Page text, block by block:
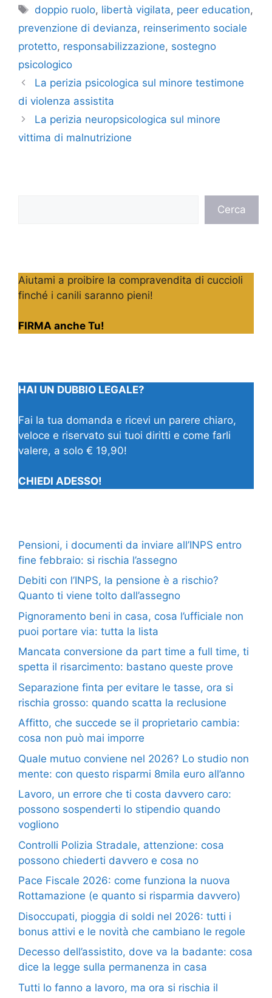
Tag
doppio ruolo, libertà vigilata, peer education,
prevenzione di devianza, reinserimento sociale
protetto, responsabilizzazione, sostegno
psicologico
La perizia psicologica sul minore testimone
di violenza assistita
La perizia neuropsicologica sul minore
vittima di malnutrizione
Cerca
Aiutami a proibire la compravendita di cuccioli
finché i canili saranno pieni!
FIRMA anche Tu!
HAI UN DUBBIO LEGALE?
Fai la tua domanda e ricevi un parere chiaro,
veloce e riservato sui tuoi diritti e come farli
valere, a solo € 19,90!
CHIEDI ADESSO!
Pensioni, i documenti da inviare all’INPS entro
fine febbraio: si rischia l’assegno
Debiti con l’INPS, la pensione è a rischio?
Quanto ti viene tolto dall’assegno
Pignoramento beni in casa, cosa l’ufficiale non
puoi portare via: tutta la lista
Mancata conversione da part time a full time, ti
spetta il risarcimento: bastano queste prove
Separazione finta per evitare le tasse, ora si
rischia grosso: quando scatta la reclusione
Affitto, che succede se il proprietario cambia:
cosa non può mai imporre
Quale mutuo conviene nel 2026? Lo studio non
mente: con questo risparmi 8mila euro all’anno
Lavoro, un errore che ti costa davvero caro:
possono sospenderti lo stipendio quando
vogliono
Controlli Polizia Stradale, attenzione: cosa
possono chiederti davvero e cosa no
Pace Fiscale 2026: come funziona la nuova
Rottamazione (e quanto si risparmia davvero)
Disoccupati, pioggia di soldi nel 2026: tutti i
bonus attivi e le novità che cambiano le regole
Decesso dell’assistito, dove va la badante: cosa
dice la legge sulla permanenza in casa
Tutti lo fanno a lavoro, ma ora si rischia il